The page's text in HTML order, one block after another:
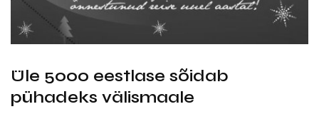
Üle 5000 eestlase sõidab
pühadeks välismaale